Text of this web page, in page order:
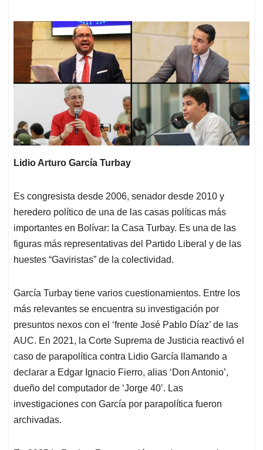
Lidio Arturo García Turbay
Es congresista desde 2006, senador desde 2010 y
heredero político de una de las casas políticas más
importantes en Bolívar: la Casa Turbay. Es una de las
figuras más representativas del Partido Liberal y de las
huestes “Gaviristas” de la colectividad.
García Turbay tiene varios cuestionamientos. Entre los
más relevantes se encuentra su investigación por
presuntos nexos con el ‘frente José Pablo Díaz’ de las
AUC. En 2021, la Corte Suprema de Justicia reactivó el
caso de parapolítica contra Lidio García llamando a
declarar a Edgar Ignacio Fierro, alias ‘Don Antonio’,
dueño del computador de ‘Jorge 40’. Las
investigaciones con García por parapolítica fueron
archivadas.